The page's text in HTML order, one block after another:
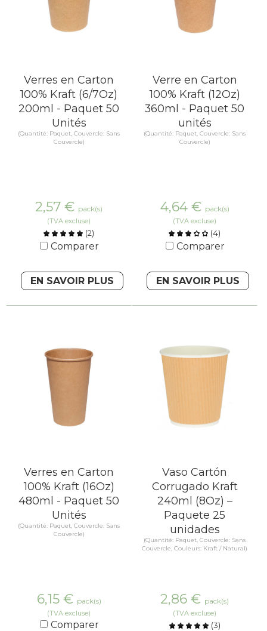
Verres en Carton
100% Kraft (6/7Oz)
200ml - Paquet 50
Unités
(Quantité: Paquet, Couvercle: Sans
Couvercle)
2,57 € pack(s)
(TVA excluse)
(2)
Comparer
EN SAVOIR PLUS
Verre en Carton
100% Kraft (12Oz)
360ml - Paquet 50
unités
(Quantité: Paquet, Couvercle: Sans
Couvercle)
4,64 € pack(s)
(TVA excluse)
(4)
Comparer
EN SAVOIR PLUS
Verres en Carton
100% Kraft (16Oz)
480ml - Paquet 50
Unités
(Quantité: Paquet, Couvercle: Sans
Couvercle)
6,15 € pack(s)
(TVA excluse)
Comparer
Vaso Cartón
Corrugado Kraft
240ml (8Oz) –
Paquete 25
unidades
(Quantité: Paquet, Couvercle: Sans
Couvercle, Couleurs: Kraft / Natural)
2,86 € pack(s)
(TVA excluse)
(3)